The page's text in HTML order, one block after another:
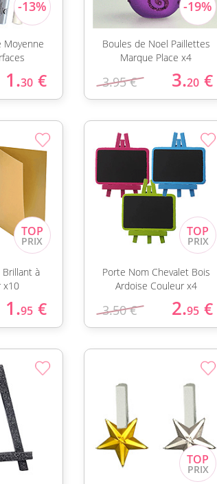
Moyenne
1.30 €
Boules de Noel Paillettes
Marque Place x4
3.95 € 3.20 €
à
x10
1.95 €
Porte Nom Chevalet Bois
Ardoise Couleur x4
3.50 € 2.95 €